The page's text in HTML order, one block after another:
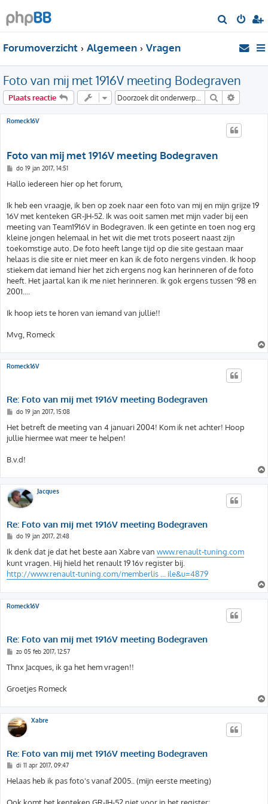
o
Forumoverzicht Algemeen Vragen
Foto van mij met 1916V meeting Bodegraven
Plaats reactie Zoek
Romeck16V
Foto van mij met 1916V meeting Bodegraven
B
r
i
h
t
do 19 jan 2017, 14:51
Hallo iedereen hier op het forum,
Ik heb een vraagje, ik ben op zoek naar een foto van mij en mijn grijze 19
16V met kenteken GR-JH-52. Ik was ooit samen met mijn vader bij een
meeting van Team1916V in Bodegraven. Ik een getinte en toen nog erg
kleine jongen helemaal in het wit die met trots poseert naast zijn
toekomstige auto. De foto heeft lange tijd op die site gestaan maar
helaas is die site er niet meer en kan ik de foto nergens vinden. Ik hoop
stiekem dat iemand hier het zich ergens nog kan herinneren of de foto
heeft. Het jaartal kan ik me niet herinneren. Ik gok ergens tussen '98 en
2001....
Ik hoop iets te horen van iemand van jullie!!
Mvg, Romeck
Romeck16V
Re: Foto van mij met 1916V meeting Bodegraven
B
r
i
c
do 19 jan 2017, 15:08
Het betreft de meeting van 4 januari 2004! Kom ik net achter! Hoop
jullie hiermee wat meer te helpen!
B.v.d!
Jacques
Re: Foto van mij met 1916V meeting Bodegraven
B
r
i
c
h
t
do 19 jan 2017, 21:48
Ik denk dat je dat het beste aan Xabre van www.renault-tuning.com
kunt vragen. Hij hield het renault 19 16v register bij.
http://www.renault-tuning.com/memberlis ... ile&u=4879
Romeck16V
Re: Foto van mij met 1916V meeting Bodegraven
B
r
i
h
zo 05 feb 2017, 12:57
Thnx Jacques, ik ga het hem vragen!!
Groetjes Romeck
Xabre
Re: Foto van mij met 1916V meeting Bodegraven
B
r
i
h
di 11 apr 2017, 09:47
Helaas heb ik pas foto's vanaf 2005.. (mijn eerste meeting)